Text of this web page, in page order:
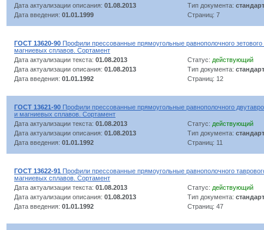
Дата актуализации описания: 01.08.2013 Тип документа: стандарт
Дата введения: 01.01.1999 Страниц: 7
ГОСТ 13620-90 Профили прессованные прямоугольные равнополочного
магниевых сплавов. Сортамент
Дата актуализации текста: 01.08.2013 Статус: действующий
Дата актуализации описания: 01.08.2013 Тип документа: стандарт
Дата введения: 01.01.1992 Страниц: 12
ГОСТ 13621-90 Профили прессованные прямоугольные равнополочного
и магниевых сплавов. Сортамент
Дата актуализации текста: 01.08.2013 Статус: действующий
Дата актуализации описания: 01.08.2013 Тип документа: стандарт
Дата введения: 01.01.1992 Страниц: 11
ГОСТ 13622-91 Профили прессованные прямоугольные равнополочного
магниевых сплавов. Сортамент
Дата актуализации текста: 01.08.2013 Статус: действующий
Дата актуализации описания: 01.08.2013 Тип документа: стандарт
Дата введения: 01.01.1992 Страниц: 47